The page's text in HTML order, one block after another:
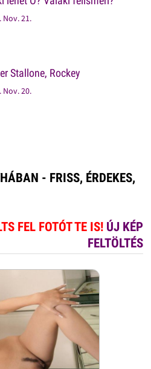
Nov. 21.
Stallone, Rockey
Nov. 20.
- FRISS, ÉRDEKES,
FEL FOTÓT TE IS! ÚJ KÉP
FELTÖLTÉS